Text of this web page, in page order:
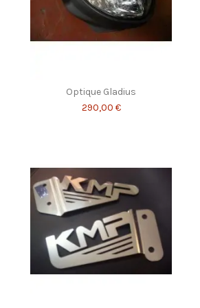
Optique Gladius
290,00 €